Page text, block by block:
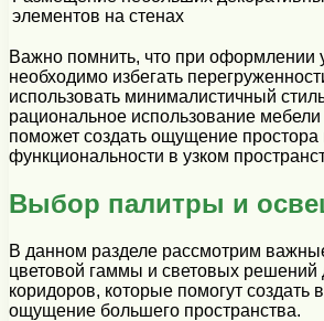
элементов на стенах
Важно помнить, что при оформлении
необходимо избегать
использовать минималистичный
рациональное использование мебели
поможет создать ощущение простора
функциональности в узком
Выбор палитры и
В данном разделе рассмотрим
цветовой гаммы и световых решений
коридоров, которые помогут создать
ощущение большего пространства.